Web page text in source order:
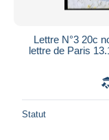
Lettre N°3 20c
lettre de Paris
Statut